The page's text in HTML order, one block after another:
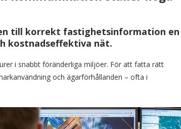
till korrekt fastighetsinformation en
kostnadseffektiva nät.
i snabbt föränderliga miljöer. För att fatta rätt
och ägarförhållanden – ofta i